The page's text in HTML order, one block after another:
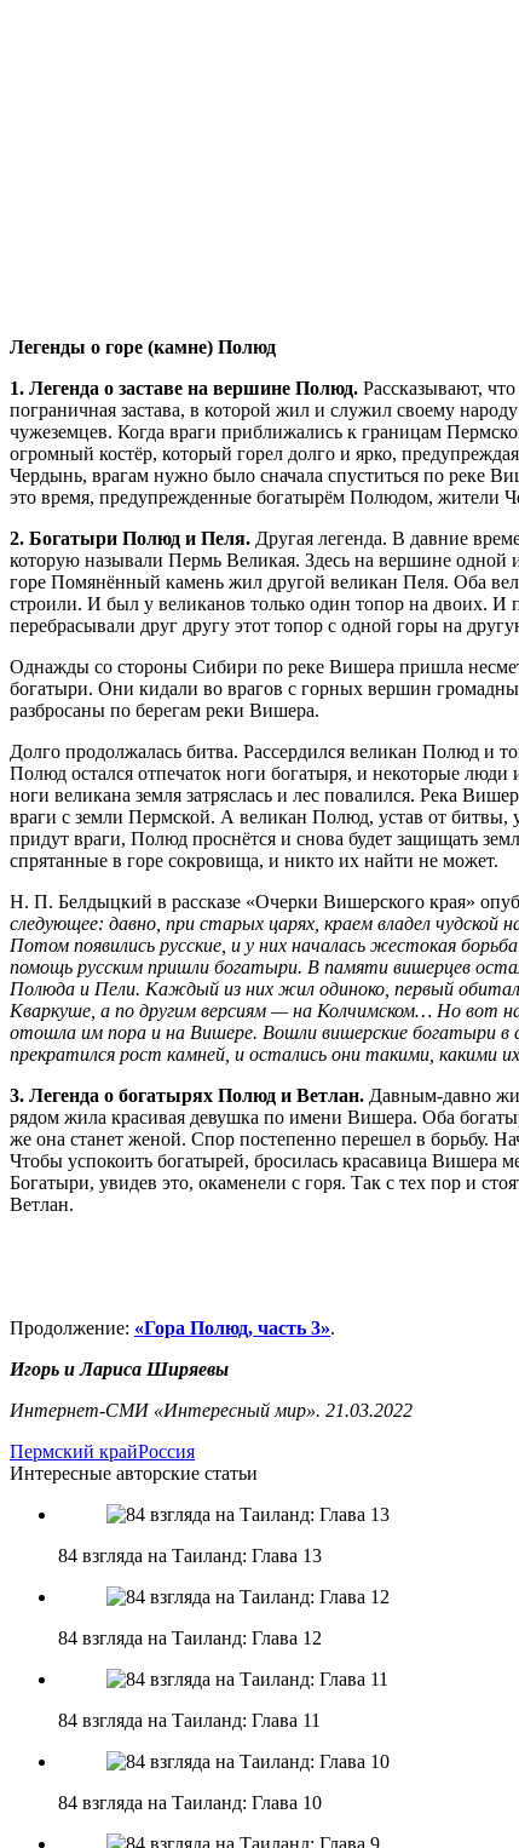
Легенды о горе (камне) Полюд
1. Легенда о заставе на вершине Полюд. Рассказывают,
пограничная застава, в которой жил и служил своему
чужеземцев. Когда враги приближались к границам
огромный костёр, который горел долго и ярко,
Чердынь, врагам нужно было сначала спуститься по реке
это время, предупрежденные богатырём Полюдом, жители
2. Богатыри Полюд и Пеля. Другая легенда. В давние
которую называли Пермь Великая. Здесь на вершине
горе Помянённый камень жил другой великан Пеля. Оба
строили. И был у великанов только один топор на двоих.
перебрасывали друг другу этот топор с одной горы на
Однажды со стороны Сибири по реке Вишера пришла
богатыри. Они кидали во врагов с горных вершин
разбросаны по берегам реки Вишера.
Долго продолжалась битва. Рассердился великан Полюд и
Полюд остался отпечаток ноги богатыря, и некоторые люди
ноги великана земля затряслась и лес повалился. Река
враги с земли Пермской. А великан Полюд, устав от
придут враги, Полюд проснётся и снова будет защищать
спрятанные в горе сокровища, и никто их найти не может.
Н. П. Белдыцкий в рассказе «Очерки Вишерского края»
следующее: давно, при старых царях, краем владел
Потом появились русские, и у них началась жестокая
помощь русским пришли богатыри. В памяти вишерцев
Полюда и Пели. Каждый из них жил одиноко, первый
Кваркуше, а по другим версиям — на Колчимском… Но вот
отошла им пора и на Вишере. Вошли вишерские богатыри в
прекратился рост камней, и остались они такими, какими
3. Легенда о богатырях Полюд и Ветлан. Давным-давно
рядом жила красивая девушка по имени Вишера. Оба
же она станет женой. Спор постепенно перешел в борьбу.
Чтобы успокоить богатырей, бросилась красавица Вишера
Богатыри, увидев это, окаменели с горя. Так с тех пор и
Ветлан.
Продолжение: «Гора Полюд, часть 3».
Игорь и Лариса Ширяевы
Интернет-СМИ «Интересный мир». 21.03.2022
Пермский крайРоссия
Интересные авторские статьи
84 взгляда на Таиланд: Глава 13
84 взгляда на Таиланд: Глава 12
84 взгляда на Таиланд: Глава 11
84 взгляда на Таиланд: Глава 10